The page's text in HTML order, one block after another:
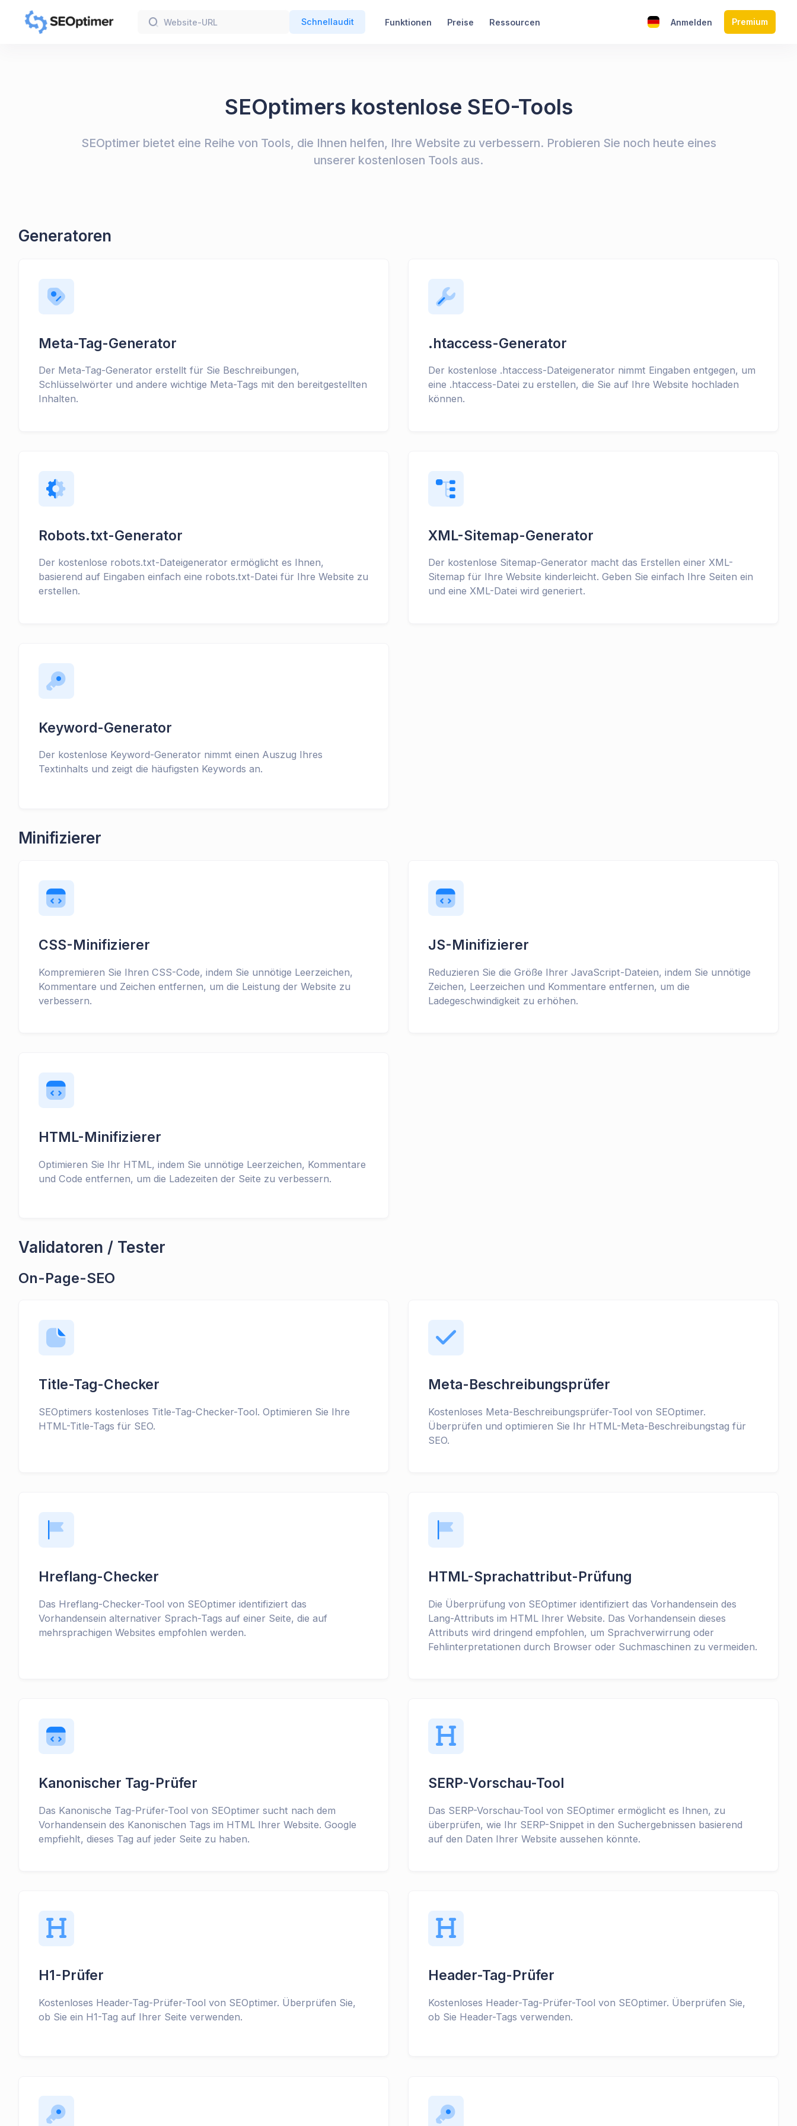
Schnellaudit Funktionen Preise Ressourcen Anmelden Premium
SEOptimers kostenlose SEO-Tools
SEOptimer bietet eine Reihe von Tools, die Ihnen helfen, Ihre Website zu verbessern. Probieren Sie noch heute eines
unserer kostenlosen Tools aus.
Generatoren
Meta-Tag-Generator
Der Meta-Tag-Generator erstellt für Sie Beschreibungen,
Schlüsselwörter und andere wichtige Meta-Tags mit den bereitgestellten
Inhalten.
.htaccess-Generator
Der kostenlose .htaccess-Dateigenerator nimmt Eingaben entgegen, um
eine .htaccess-Datei zu erstellen, die Sie auf Ihre Website hochladen
können.
Robots.txt-Generator
Der kostenlose robots.txt-Dateigenerator ermöglicht es Ihnen,
basierend auf Eingaben einfach eine robots.txt-Datei für Ihre Website zu
erstellen.
XML-Sitemap-Generator
Der kostenlose Sitemap-Generator macht das Erstellen einer XML-
Sitemap für Ihre Website kinderleicht. Geben Sie einfach Ihre Seiten ein
und eine XML-Datei wird generiert.
Keyword-Generator
Der kostenlose Keyword-Generator nimmt einen Auszug Ihres
Textinhalts und zeigt die häufigsten Keywords an.
Minifizierer
CSS-Minifizierer
Kompremieren Sie Ihren CSS-Code, indem Sie unnötige Leerzeichen,
Kommentare und Zeichen entfernen, um die Leistung der Website zu
verbessern.
JS-Minifizierer
Reduzieren Sie die Größe Ihrer JavaScript-Dateien, indem Sie unnötige
Zeichen, Leerzeichen und Kommentare entfernen, um die
Ladegeschwindigkeit zu erhöhen.
HTML-Minifizierer
Optimieren Sie Ihr HTML, indem Sie unnötige Leerzeichen, Kommentare
und Code entfernen, um die Ladezeiten der Seite zu verbessern.
Validatoren / Tester
On-Page-SEO
Title-Tag-Checker
SEOptimers kostenloses Title-Tag-Checker-Tool. Optimieren Sie Ihre
HTML-Title-Tags für SEO.
Meta-Beschreibungsprüfer
Kostenloses Meta-Beschreibungsprüfer-Tool von SEOptimer.
Überprüfen und optimieren Sie Ihr HTML-Meta-Beschreibungstag für
SEO.
Hreflang-Checker
Das Hreflang-Checker-Tool von SEOptimer identifiziert das
Vorhandensein alternativer Sprach-Tags auf einer Seite, die auf
mehrsprachigen Websites empfohlen werden.
HTML-Sprachattribut-Prüfung
Die Überprüfung von SEOptimer identifiziert das Vorhandensein des
Lang-Attributs im HTML Ihrer Website. Das Vorhandensein dieses
Attributs wird dringend empfohlen, um Sprachverwirrung oder
Fehlinterpretationen durch Browser oder Suchmaschinen zu vermeiden.
Kanonischer Tag-Prüfer
Das Kanonische Tag-Prüfer-Tool von SEOptimer sucht nach dem
Vorhandensein des Kanonischen Tags im HTML Ihrer Website. Google
empfiehlt, dieses Tag auf jeder Seite zu haben.
SERP-Vorschau-Tool
Das SERP-Vorschau-Tool von SEOptimer ermöglicht es Ihnen, zu
überprüfen, wie Ihr SERP-Snippet in den Suchergebnissen basierend
auf den Daten Ihrer Website aussehen könnte.
H1-Prüfer
Kostenloses Header-Tag-Prüfer-Tool von SEOptimer. Überprüfen Sie,
ob Sie ein H1-Tag auf Ihrer Seite verwenden.
Header-Tag-Prüfer
Kostenloses Header-Tag-Prüfer-Tool von SEOptimer. Überprüfen Sie,
ob Sie Header-Tags verwenden.